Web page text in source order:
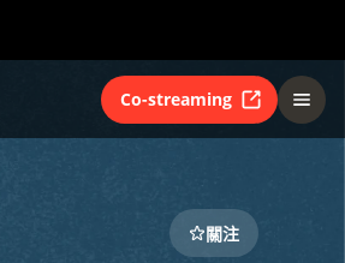
Co-streaming
關注